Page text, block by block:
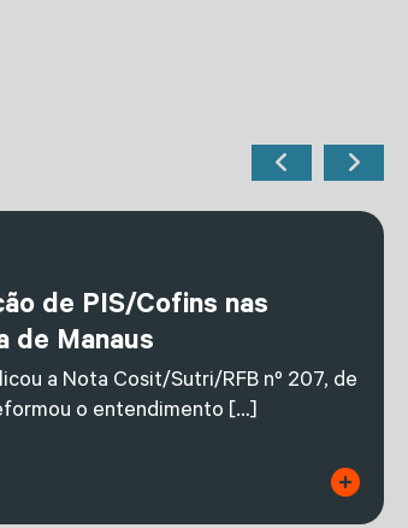
de PIS/Cofins nas
de Manaus
a Nota Cosit/Sutri/RFB nº 207, de
o entendimento […]